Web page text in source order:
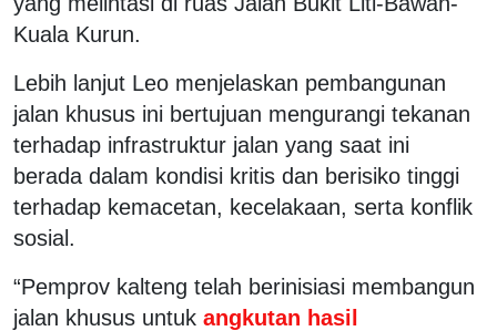
Kuala Kurun.
Lebih lanjut Leo menjelaskan pembangunan
jalan khusus ini bertujuan mengurangi tekanan
terhadap infrastruktur jalan yang saat ini
berada dalam kondisi kritis dan berisiko tinggi
terhadap kemacetan, kecelakaan, serta konflik
sosial.
“Pemprov kalteng telah berinisiasi membangun
jalan khusus untuk angkutan hasil